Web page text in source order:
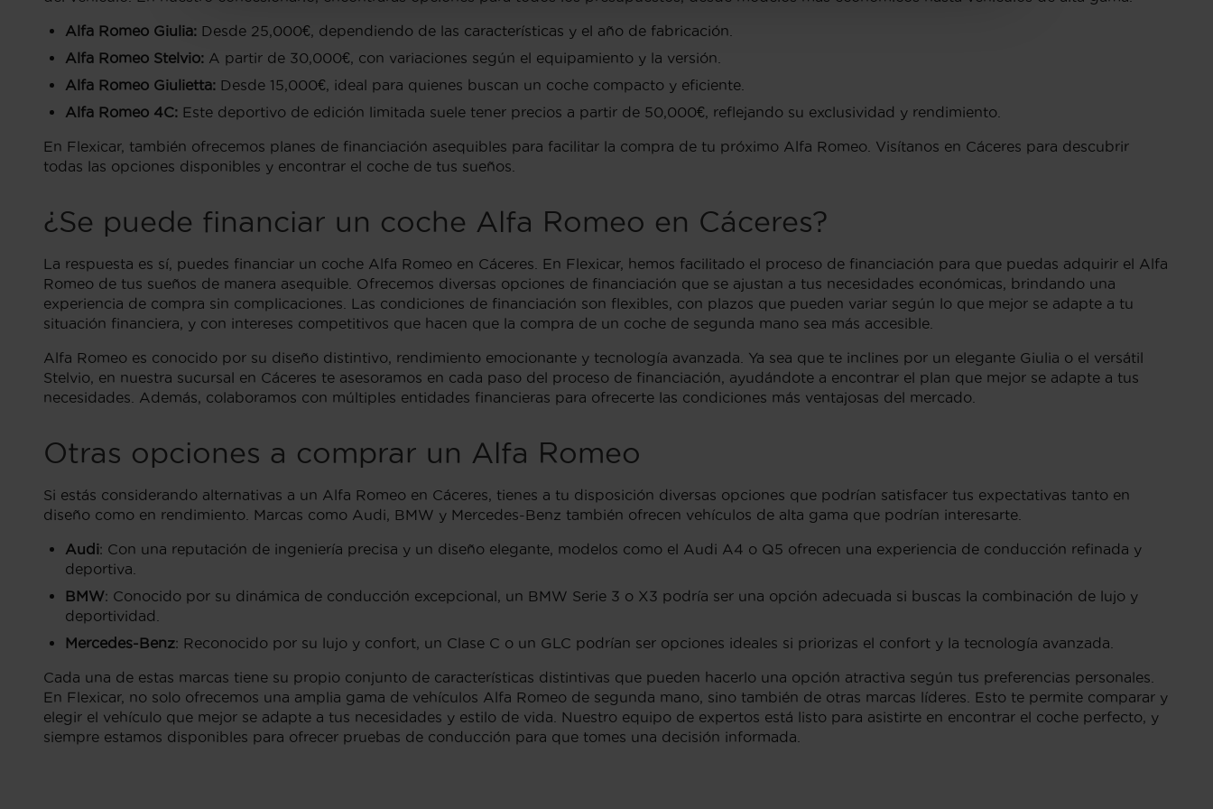
Alfa Romeo Giulia: Desde 25,000€, dependiendo de las características y el año de fabricación.
Alfa Romeo Stelvio: A partir de 30,000€, con variaciones según el equipamiento y la versión.
Alfa Romeo Giulietta: Desde 15,000€, ideal para quienes buscan un coche compacto y eficiente.
Alfa Romeo 4C: Este deportivo de edición limitada suele tener precios a partir de 50,000€, reflejando su exclusividad y rendimiento.
En Flexicar, también ofrecemos planes de financiación asequibles para facilitar la compra de tu próximo Alfa Romeo. Visítanos en Cáceres para descubrir
todas las opciones disponibles y encontrar el coche de tus sueños.
¿Se puede financiar un coche Alfa Romeo en Cáceres?
La respuesta es sí, puedes financiar un coche Alfa Romeo en Cáceres. En Flexicar, hemos facilitado el proceso de financiación para que puedas adquirir el Alfa
Romeo de tus sueños de manera asequible. Ofrecemos diversas opciones de financiación que se ajustan a tus necesidades económicas, brindando una
experiencia de compra sin complicaciones. Las condiciones de financiación son flexibles, con plazos que pueden variar según lo que mejor se adapte a tu
situación financiera, y con intereses competitivos que hacen que la compra de un coche de segunda mano sea más accesible.
Alfa Romeo es conocido por su diseño distintivo, rendimiento emocionante y tecnología avanzada. Ya sea que te inclines por un elegante Giulia o el versátil
Stelvio, en nuestra sucursal en Cáceres te asesoramos en cada paso del proceso de financiación, ayudándote a encontrar el plan que mejor se adapte a tus
necesidades. Además, colaboramos con múltiples entidades financieras para ofrecerte las condiciones más ventajosas del mercado.
Otras opciones a comprar un Alfa Romeo
Si estás considerando alternativas a un Alfa Romeo en Cáceres, tienes a tu disposición diversas opciones que podrían satisfacer tus expectativas tanto en
diseño como en rendimiento. Marcas como Audi, BMW y Mercedes-Benz también ofrecen vehículos de alta gama que podrían interesarte.
Audi: Con una reputación de ingeniería precisa y un diseño elegante, modelos como el Audi A4 o Q5 ofrecen una experiencia de conducción refinada y
deportiva.
BMW: Conocido por su dinámica de conducción excepcional, un BMW Serie 3 o X3 podría ser una opción adecuada si buscas la combinación de lujo y
deportividad.
Mercedes-Benz: Reconocido por su lujo y confort, un Clase C o un GLC podrían ser opciones ideales si priorizas el confort y la tecnología avanzada.
Cada una de estas marcas tiene su propio conjunto de características distintivas que pueden hacerlo una opción atractiva según tus preferencias personales.
En Flexicar, no solo ofrecemos una amplia gama de vehículos Alfa Romeo de segunda mano, sino también de otras marcas líderes. Esto te permite comparar y
elegir el vehículo que mejor se adapte a tus necesidades y estilo de vida. Nuestro equipo de expertos está listo para asistirte en encontrar el coche perfecto, y
siempre estamos disponibles para ofrecer pruebas de conducción para que tomes una decisión informada.